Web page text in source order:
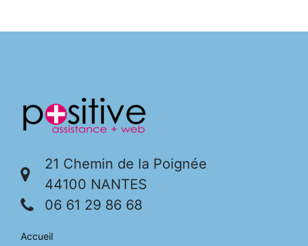
21 Chemin de la Poignée
44100 NANTES
06 61 29 86 68
Accueil